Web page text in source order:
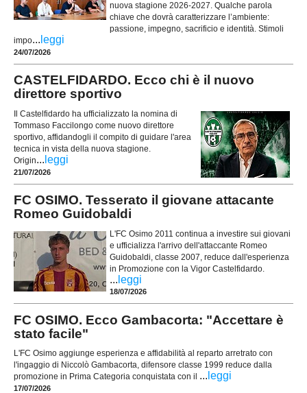
nuova stagione 2026-2027. Qualche parola
chiave che dovrà caratterizzare l’ambiente:
passione, impegno, sacrificio e identità. Stimoli
impo... leggi
24/07/2026
CASTELFIDARDO. Ecco chi è il nuovo
direttore sportivo
Il Castelfidardo ha ufficializzato la nomina di
Tommaso Faccilongo come nuovo direttore
sportivo, affidandogli il compito di guidare l'area
tecnica in vista della nuova stagione.
Origin... leggi
21/07/2026
FC OSIMO. Tesserato il giovane attacante
Romeo Guidobaldi
L'FC Osimo 2011 continua a investire sui giovani
e ufficializza l'arrivo dell'attaccante Romeo
Guidobaldi, classe 2007, reduce dall'esperienza
in Promozione con la Vigor Castelfidardo.
... leggi
18/07/2026
FC OSIMO. Ecco Gambacorta: "Accettare è
stato facile"
L'FC Osimo aggiunge esperienza e affidabilità al reparto arretrato con
l'ingaggio di Niccolò Gambacorta, difensore classe 1999 reduce dalla
promozione in Prima Categoria conquistata con il ... leggi
17/07/2026